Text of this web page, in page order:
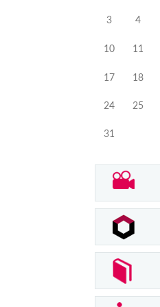
3 4
10 11
17 18
24 25
31